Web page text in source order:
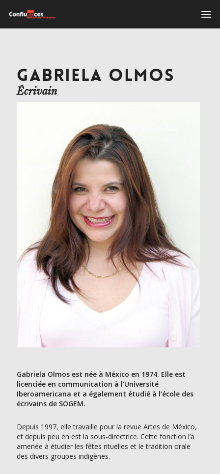
GABRIELA OLMOS
Écrivain
Gabriela Olmos est née à México en 1974. Elle est
licenciée en communication à l’Université
Iberoamericana et a également étudié à l’école des
écrivains de SOGEM.
Depuis 1997, elle travaille pour la revue Artes de México,
et depuis peu en est la sous-directrice. Cette fonction l’a
amenée à étudier les fêtes rituelles et le tradition orale
des divers groupes indigènes.